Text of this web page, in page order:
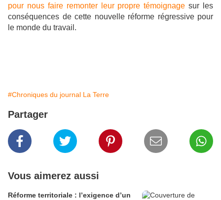
pour nous faire remonter leur propre témoignage sur les
conséquences de cette nouvelle réforme régressive pour
le monde du travail.
#Chroniques du journal La Terre
Partager
Vous aimerez aussi
Réforme territoriale : l’exigence d’un